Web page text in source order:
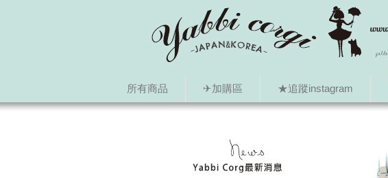
所有商品 ✈加購區 ★追蹤instagram